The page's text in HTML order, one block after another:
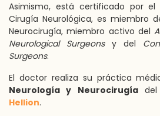
Asimismo, está certificado por el
Cirugía Neurológica, es miembro
Neurocirugía, miembro activo del
Neurological Surgeons y del
Surgeons.
El doctor realiza su práctica
Neurología y Neurocirugía del
Hellion.